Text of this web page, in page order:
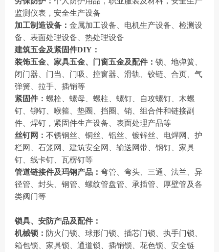
监测仪表，安全生产设备
加工制造设备： 金属加工设备、电机生产设备、检测设
备、表面处理设备、热处理设备
建筑五金及紧固件DIY：
装饰五金、家具五金、门窗五金及配件： 锁、地弹簧、
闭门器、门当、门吸、控窗器、滑轨、铰链、合页、气
弹簧、拉手、插销等
紧固件： 螺栓、螺母、螺柱、螺钉、自攻螺钉、木螺
钉、铆钉、喉箍、垫圈、挡圈、销、组合件和链接副
件、焊钉，紧固件生产设备、表面处理产品等
丝钉网： 不锈钢丝、铜丝、铝丝、镀锌丝、电焊网、护
栏网、石笼网、建筑安全网、输送网带、钢钉、家具
钉、线卡钉、瓦楞钉等
管道链接件及玛钢产品： 弯管、弯头、三通、法兰、异
径管、封头、钢管、螺纹管盘管、承插管、厚壁管及各
类阀门等
锁具、安防产品及配件：
机械锁： 防火门锁、球形门锁、插芯门锁、执手门锁、
箱包锁、家具锁、通道锁、插销锁、花色锁、安全链